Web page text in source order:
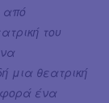
από
του
μια θεατρική
ένα